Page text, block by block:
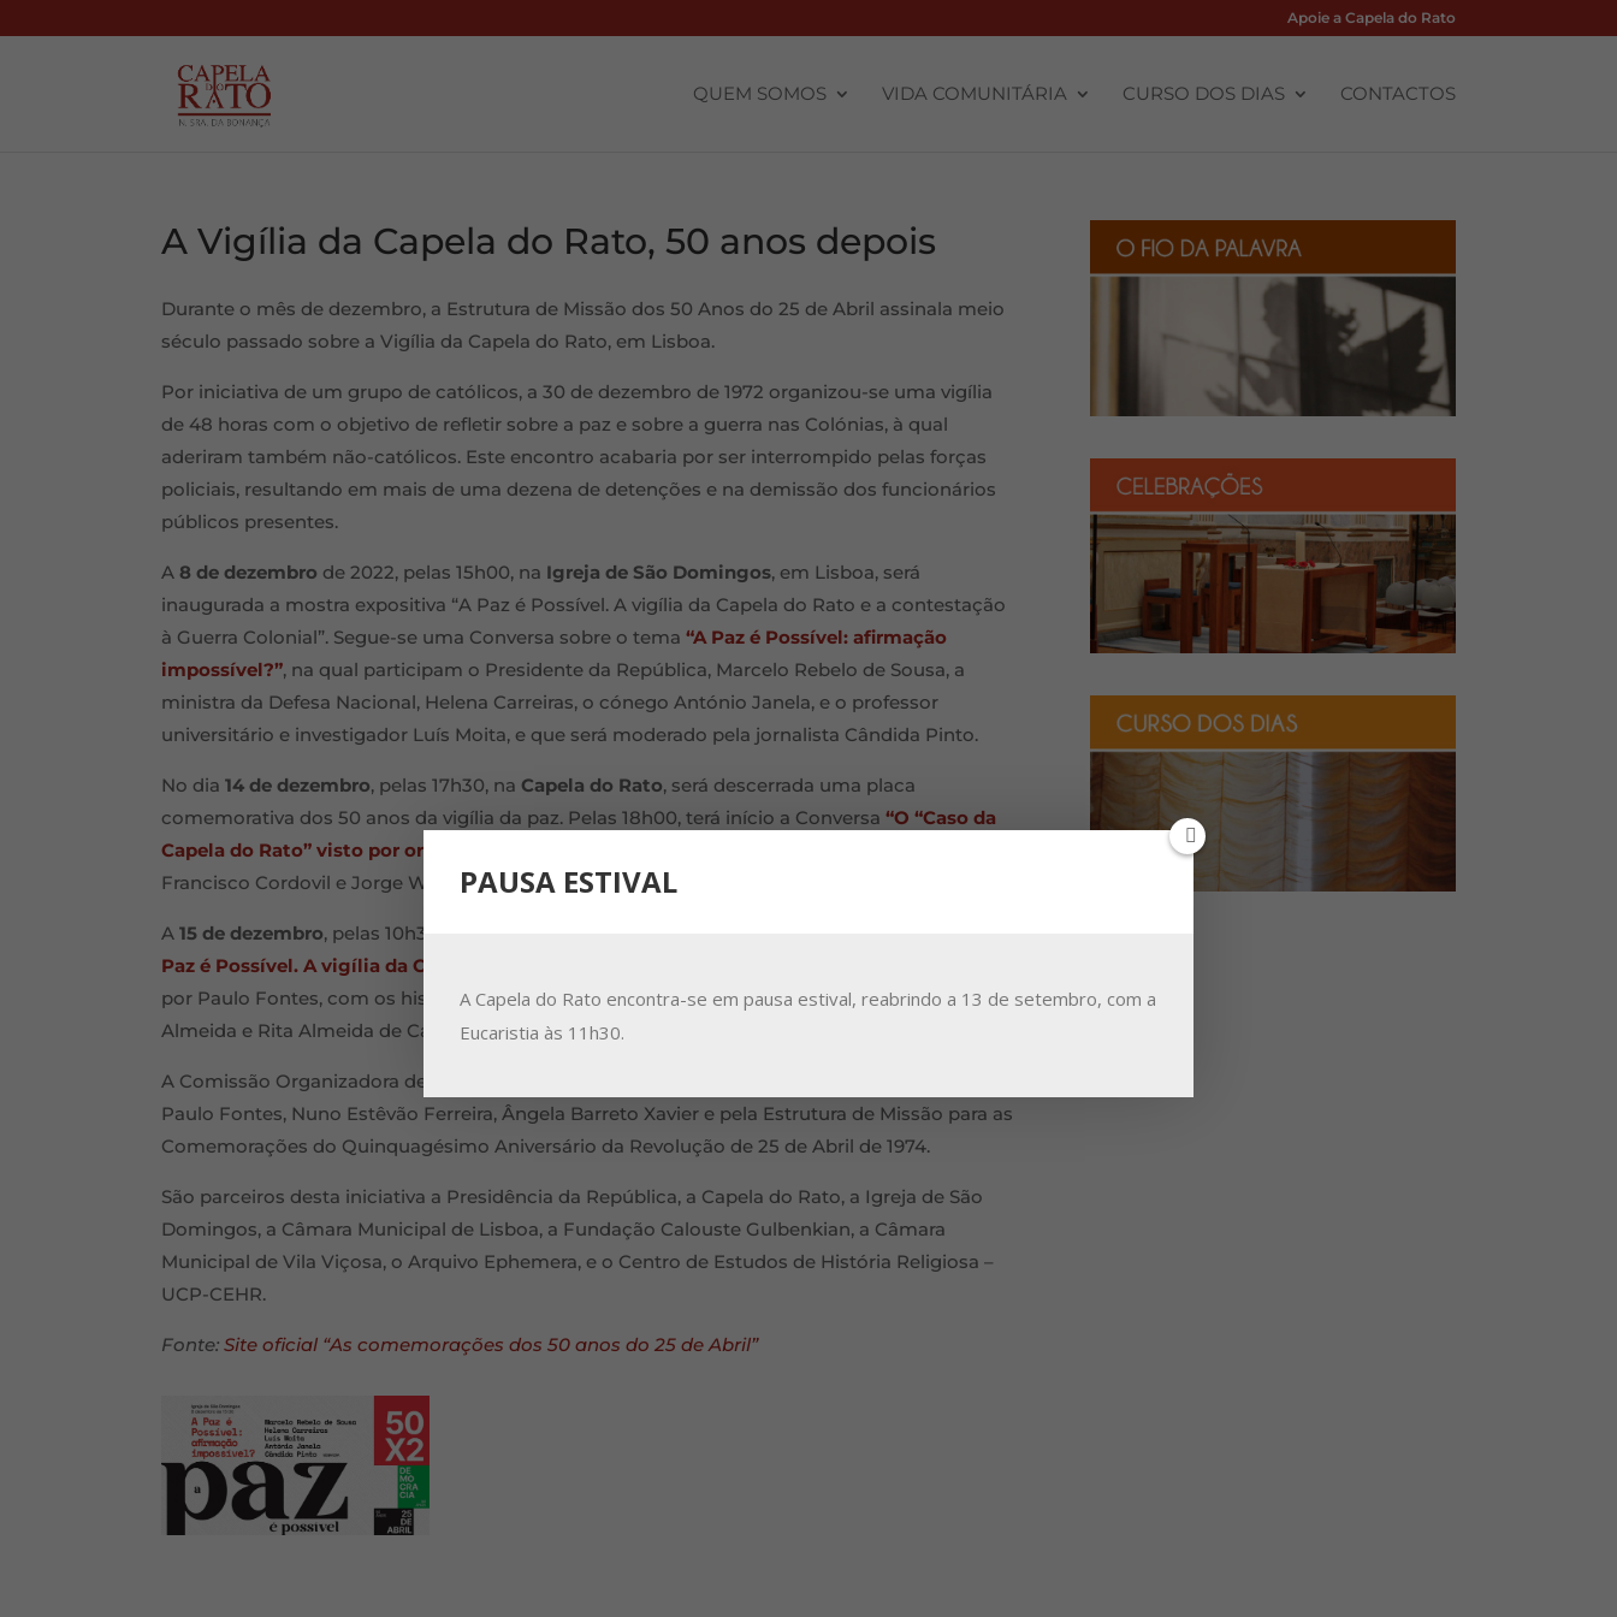
Apoie a Capela do Rato
QUEM SOMOS VIDA COMUNITÁRIA CURSO DOS DIAS CONTACTOS
A Vigília da Capela do Rato, 50 anos depois
Durante o mês de dezembro, a Estrutura de Missão dos 50 Anos do 25 de Abril assinala meio
século passado sobre a Vigília da Capela do Rato, em Lisboa.
Por iniciativa de um grupo de católicos, a 30 de dezembro de 1972 organizou-se uma vigília
de 48 horas com o objetivo de refletir sobre a paz e sobre a guerra nas Colónias, à qual
aderiram também não-católicos. Este encontro acabaria por ser interrompido pelas forças
policiais, resultando em mais de uma dezena de detenções e na demissão dos funcionários
públicos presentes.
A8 de dezembro de 2022, pelas 15h00, na Igreja de São Domingos, em Lisboa, será
inaugurada a mostra expositiva “A Paz é Possível. A vigília da Capela do Rato e a contestação
à Guerra Colonial”. Segue-se uma Conversa sobre o tema“A Paz é Possível: afirmação
impossível?”, na qual participam o Presidente da República, Marcelo Rebelo de Sousa, a
ministra da Defesa Nacional, Helena Carreiras, o cónego António Janela, e o professor
universitário e investigador Luís Moita, e que será moderado pela jornalista Cândida Pinto.
No dia14 de dezembro, pelas 17h30, naCapela do Rato, será descerrada uma placa
comemorativa dos 50 anos da vigília da paz. Pelas 18h00, terá início a Conversa“O “Caso da
Capela do Rato” visto por organizadores e participantes”
Francisco Cordovil e Jorge Wemans, sendo moderado pelo jornalista António Marujo.
A15 de dezembro, pelas 10h30, a
Paz é Possível. A vigília da Capela do Rato 50 anos depois: história e memória”
por Paulo Fontes, com os historiadores António Matos Ferreira, António Araújo, João Miguel
Almeida e Rita Almeida de Carvalho.
A Comissão Organizadora destas iniciativas é composta por Jorge Wemans, António Araújo,
Paulo Fontes, Nuno Estêvão Ferreira, Ângela Barreto Xavier e pela Estrutura de Missão para as
Comemorações do Quinquagésimo Aniversário da Revolução de 25 de Abril de 1974.
São parceiros desta iniciativa a Presidência da República, a Capela do Rato, a Igreja de São
Domingos, a Câmara Municipal de Lisboa, a Fundação Calouste Gulbenkian, a Câmara
Municipal de Vila Viçosa, o Arquivo Ephemera, e o Centro de Estudos de História Religiosa –
UCP-CEHR.
Fonte:Site oficial “As comemorações dos 50 anos do 25 de Abril”
PAUSA ESTIVAL
A Capela do Rato encontra-se em pausa estival, reabrindo a 13 de setembro, com a
Eucaristia às 11h30.